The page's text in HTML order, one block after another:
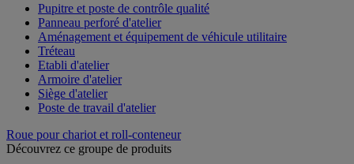
Pupitre et poste de contrôle qualité
Panneau perforé d'atelier
Aménagement et équipement de véhicule utilitaire
Tréteau
Etabli d'atelier
Armoire d'atelier
Siège d'atelier
Poste de travail d'atelier
Roue pour chariot et roll-conteneur
Découvrez ce groupe de produits